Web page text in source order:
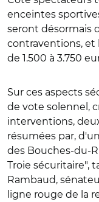
enceintes
seront désormais
contraventions, et
de 1.500 à 3.750
Sur ces aspects
de vote solennel,
interventions,
résumées par,
des Bouches-du-
Troie sécuritaire",
Rambaud,
ligne rouge de la